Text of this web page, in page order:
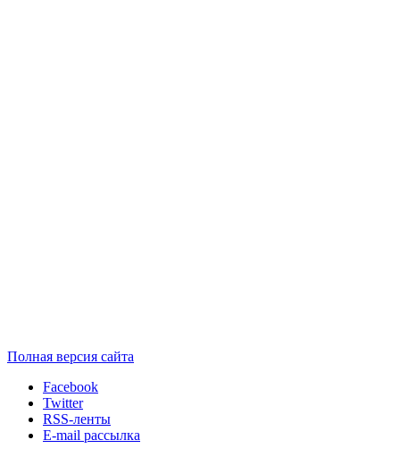
Полная версия сайта
Facebook
Twitter
RSS-ленты
E-mail рассылка